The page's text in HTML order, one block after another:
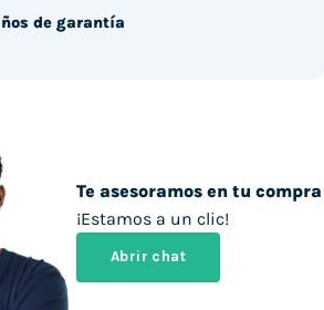
Te asesoramos en tu compra
¡Estamos a un clic!
Abrir chat
de garantía